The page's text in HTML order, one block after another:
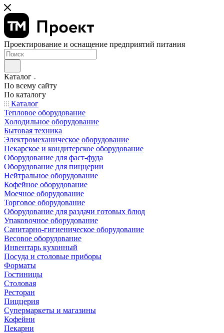
Проектирование и оснащение предприятий питания
Каталог
По всему сайту
По каталогу
Каталог
Тепловое оборудование
Холодильное оборудование
Бытовая техника
Электромеханическое оборудование
Пекарское и кондитерское оборудование
Оборудование для фаст-фуда
Оборудование для пиццерии
Нейтральное оборудование
Кофейное оборудование
Моечное оборудование
Торговое оборудование
Оборудование для раздачи готовых блюд
Упаковочное оборудование
Санитарно-гигиеническое оборудование
Весовое оборудование
Инвентарь кухонный
Посуда и столовые приборы
Форматы
Гостиницы
Столовая
Ресторан
Пиццерия
Супермаркеты и магазины
Кофейни
Пекарни